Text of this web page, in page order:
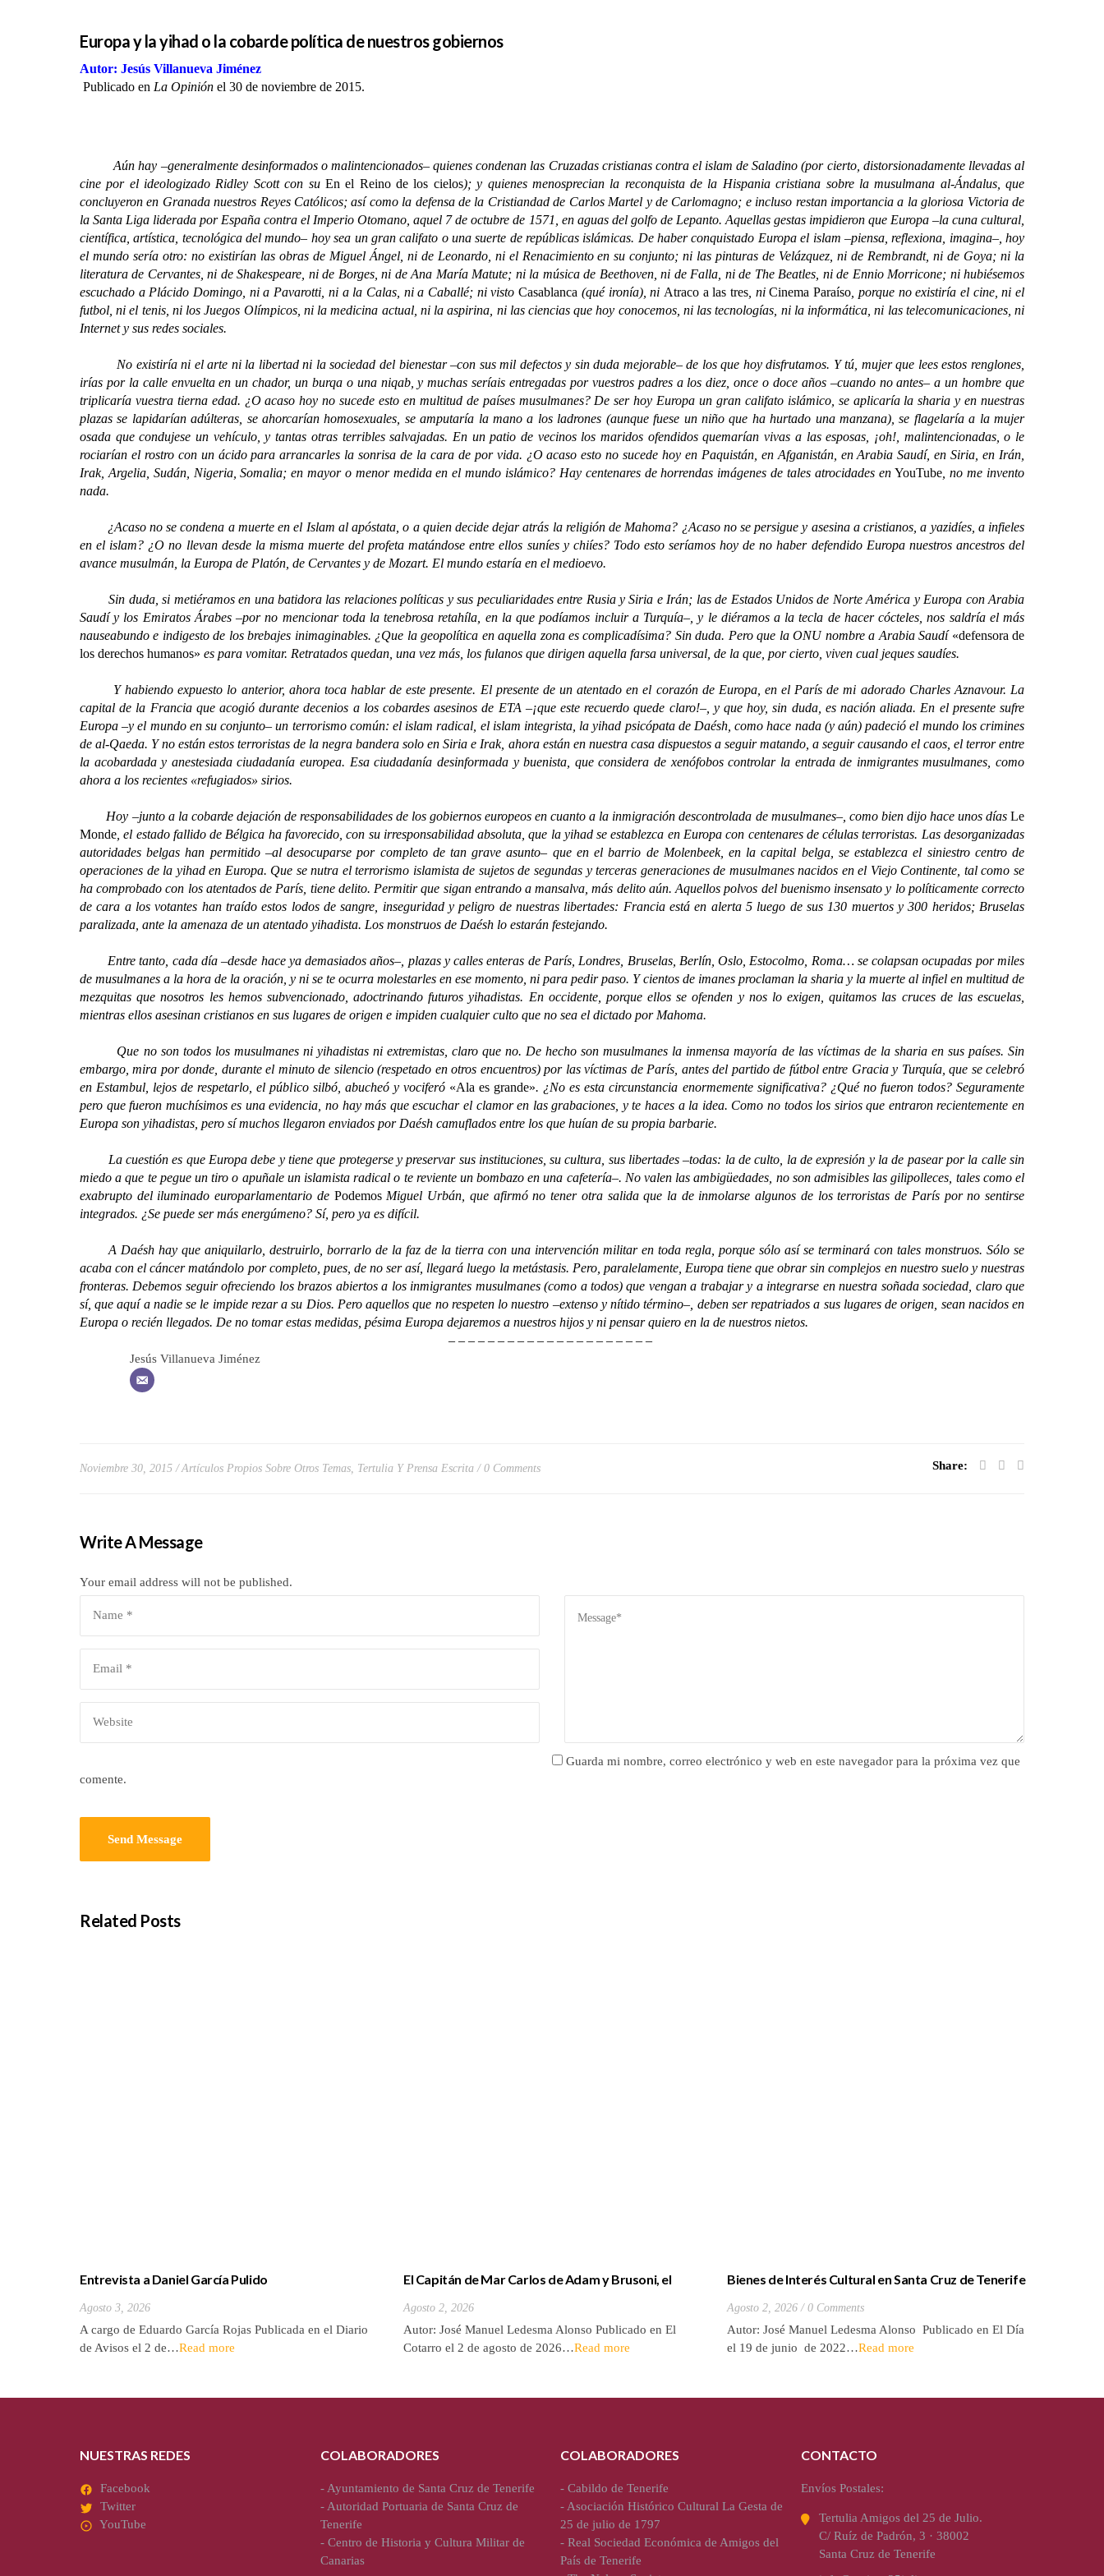
Europa y la yihad o la cobarde política de nuestros gobiernos
Autor: Jesús Villanueva Jiménez
Publicado en La Opinión el 30 de noviembre de 2015.
Aún hay –generalmente desinformados o malintencionados– quienes condenan las Cruzadas cristianas contra el islam de Saladino (por cierto, distorsionadamente llevadas al
cine por el ideologizado Ridley Scott con su En el Reino de los cielos); y quienes menosprecian la reconquista de la Hispania cristiana sobre la musulmana al-Ándalus, que
concluyeron en Granada nuestros Reyes Católicos; así como la defensa de la Cristiandad de Carlos Martel y de Carlomagno; e incluso restan importancia a la gloriosa Victoria de
la Santa Liga liderada por España contra el Imperio Otomano, aquel 7 de octubre de 1571, en aguas del golfo de Lepanto. Aquellas gestas impidieron que Europa –la cuna cultural,
científica, artística, tecnológica del mundo– hoy sea un gran califato o una suerte de repúblicas islámicas. De haber conquistado Europa el islam –piensa, reflexiona, imagina–, hoy
el mundo sería otro: no existirían las obras de Miguel Ángel, ni de Leonardo, ni el Renacimiento en su conjunto; ni las pinturas de Velázquez, ni de Rembrandt, ni de Goya; ni la
literatura de Cervantes, ni de Shakespeare, ni de Borges, ni de Ana María Matute; ni la música de Beethoven, ni de Falla, ni de The Beatles, ni de Ennio Morricone; ni hubiésemos
escuchado a Plácido Domingo, ni a Pavarotti, ni a la Calas, ni a Caballé; ni vistoCasablanca (qué ironía), ni Atraco a las tres , niCinema Paraíso , porque no existiría el cine, ni el
futbol, ni el tenis, ni los Juegos Olímpicos, ni la medicina actual, ni la aspirina, ni las ciencias que hoy conocemos, ni las tecnologías, ni la informática, ni las telecomunicaciones, ni
Internet y sus redes sociales.
No existiría ni el arte ni la libertad ni la sociedad del bienestar –con sus mil defectos y sin duda mejorable– de los que hoy disfrutamos. Y tú, mujer que lees estos renglones,
irías por la calle envuelta en un chador, un burqa o una niqab, y muchas seríais entregadas por vuestros padres a los diez, once o doce años –cuando no antes– a un hombre que
triplicaría vuestra tierna edad. ¿O acaso hoy no sucede esto en multitud de países musulmanes? De ser hoy Europa un gran califato islámico, se aplicaría la sharia y en nuestras
plazas se lapidarían adúlteras, se ahorcarían homosexuales, se amputaría la mano a los ladrones (aunque fuese un niño que ha hurtado una manzana), se flagelaría a la mujer
osada que condujese un vehículo, y tantas otras terribles salvajadas. En un patio de vecinos los maridos ofendidos quemarían vivas a las esposas, ¡oh!, malintencionadas, o le
rociarían el rostro con un ácido para arrancarles la sonrisa de la cara de por vida. ¿O acaso esto no sucede hoy en Paquistán, en Afganistán, en Arabia Saudí, en Siria, en Irán,
Irak, Argelia, Sudán, Nigeria, Somalia; en mayor o menor medida en el mundo islámico? Hay centenares de horrendas imágenes de tales atrocidades enYouTube , no me invento
nada.
¿Acaso no se condena a muerte en el Islam al apóstata, o a quien decide dejar atrás la religión de Mahoma? ¿Acaso no se persigue y asesina a cristianos, a yazidíes, a infieles
en el islam? ¿O no llevan desde la misma muerte del profeta matándose entre ellos suníes y chiíes? Todo esto seríamos hoy de no haber defendido Europa nuestros ancestros del
avance musulmán, la Europa de Platón, de Cervantes y de Mozart. El mundo estaría en el medioevo.
Sin duda, si metiéramos en una batidora las relaciones políticas y sus peculiaridades entre Rusia y Siria e Irán; las de Estados Unidos de Norte América y Europa con Arabia
Saudí y los Emiratos Árabes –por no mencionar toda la tenebrosa retahíla, en la que podíamos incluir a Turquía–, y le diéramos a la tecla de hacer cócteles, nos saldría el más
nauseabundo e indigesto de los brebajes inimaginables. ¿Que la geopolítica en aquella zona es complicadísima? Sin duda. Pero que la ONU nombre a Arabia Saudí «defensora de
los derechos humanos» es para vomitar. Retratados quedan, una vez más, los fulanos que dirigen aquella farsa universal, de la que, por cierto, viven cual jeques saudíes.
Y habiendo expuesto lo anterior, ahora toca hablar de este presente. El presente de un atentado en el corazón de Europa, en el París de mi adorado Charles Aznavour. La
capital de la Francia que acogió durante decenios a los cobardes asesinos de ETA –¡que este recuerdo quede claro!–, y que hoy, sin duda, es nación aliada. En el presente sufre
Europa –y el mundo en su conjunto– un terrorismo común: el islam radical, el islam integrista, la yihad psicópata de Daésh, como hace nada (y aún) padeció el mundo los crimines
de al-Qaeda. Y no están estos terroristas de la negra bandera solo en Siria e Irak, ahora están en nuestra casa dispuestos a seguir matando, a seguir causando el caos, el terror entre
la acobardada y anestesiada ciudadanía europea. Esa ciudadanía desinformada y buenista, que considera de xenófobos controlar la entrada de inmigrantes musulmanes, como
ahora a los recientes «refugiados» sirios.
Hoy –junto a la cobarde dejación de responsabilidades de los gobiernos europeos en cuanto a la inmigración descontrolada de musulmanes–, como bien dijo hace unos días Le
Monde , el estado fallido de Bélgica ha favorecido, con su irresponsabilidad absoluta, que la yihad se establezca en Europa con centenares de células terroristas. Las desorganizadas
autoridades belgas han permitido –al desocuparse por completo de tan grave asunto– que en el barrio de Molenbeek, en la capital belga, se establezca el siniestro centro de
operaciones de la yihad en Europa. Que se nutra el terrorismo islamista de sujetos de segundas y terceras generaciones de musulmanes nacidos en el Viejo Continente, tal como se
ha comprobado con los atentados de París, tiene delito. Permitir que sigan entrando a mansalva, más delito aún. Aquellos polvos del buenismo insensato y lo políticamente correcto
de cara a los votantes han traído estos lodos de sangre, inseguridad y peligro de nuestras libertades: Francia está en alerta 5 luego de sus 130 muertos y 300 heridos; Bruselas
paralizada, ante la amenaza de un atentado yihadista. Los monstruos de Daésh lo estarán festejando.
Entre tanto, cada día –desde hace ya demasiados años–, plazas y calles enteras de París, Londres, Bruselas, Berlín, Oslo, Estocolmo, Roma… se colapsan ocupadas por miles
de musulmanes a la hora de la oración, y ni se te ocurra molestarles en ese momento, ni para pedir paso. Y cientos de imanes proclaman la sharia y la muerte al infiel en multitud de
mezquitas que nosotros les hemos subvencionado, adoctrinando futuros yihadistas. En occidente, porque ellos se ofenden y nos lo exigen, quitamos las cruces de las escuelas,
mientras ellos asesinan cristianos en sus lugares de origen e impiden cualquier culto que no sea el dictado por Mahoma.
Que no son todos los musulmanes ni yihadistas ni extremistas, claro que no. De hecho son musulmanes la inmensa mayoría de las víctimas de la sharia en sus países. Sin
embargo, mira por donde, durante el minuto de silencio (respetado en otros encuentros) por las víctimas de París, antes del partido de fútbol entre Gracia y Turquía, que se celebró
en Estambul, lejos de respetarlo, el público silbó, abucheó y vociferó «Ala es grande». ¿No es esta circunstancia enormemente significativa? ¿Qué no fueron todos? Seguramente
pero que fueron muchísimos es una evidencia, no hay más que escuchar el clamor en las grabaciones, y te haces a la idea. Como no todos los sirios que entraron recientemente en
Europa son yihadistas, pero sí muchos llegaron enviados por Daésh camuflados entre los que huían de su propia barbarie.
La cuestión es que Europa debe y tiene que protegerse y preservar sus instituciones, su cultura, sus libertades –todas: la de culto, la de expresión y la de pasear por la calle sin
miedo a que te pegue un tiro o apuñale un islamista radical o te reviente un bombazo en una cafetería–. No valen las ambigüedades, no son admisibles las gilipolleces, tales como el
exabrupto del iluminado europarlamentario de PodemosMiguel Urbán, que afirmó no tener otra salida que la de inmolarse algunos de los terroristas de París por no sentirse
integrados. ¿Se puede ser más energúmeno? Sí, pero ya es difícil.
A Daésh hay que aniquilarlo, destruirlo, borrarlo de la faz de la tierra con una intervención militar en toda regla, porque sólo así se terminará con tales monstruos. Sólo se
acaba con el cáncer matándolo por completo, pues, de no ser así, llegará luego la metástasis. Pero, paralelamente, Europa tiene que obrar sin complejos en nuestro suelo y nuestras
fronteras. Debemos seguir ofreciendo los brazos abiertos a los inmigrantes musulmanes (como a todos) que vengan a trabajar y a integrarse en nuestra soñada sociedad, claro que
sí, que aquí a nadie se le impide rezar a su Dios. Pero aquellos que no respeten lo nuestro –extenso y nítido término–, deben ser repatriados a sus lugares de origen, sean nacidos en
Europa o recién llegados. De no tomar estas medidas, pésima Europa dejaremos a nuestros hijos y ni pensar quiero en la de nuestros nietos.
– – – – – – – – – – – – – – – – – – – – –
Jesús Villanueva Jiménez
Noviembre 30, 2015 Artículos Propios Sobre Otros Temas Tertulia Y Prensa Escrita 0 Comments Share:
Write A Message
Your email address will not be published.
Guarda mi nombre, correo electrónico y web en este navegador para la próxima vez que
comente.
Related Posts
Entrevista a Daniel García Pulido
Agosto 3, 2026
A cargo de Eduardo García Rojas Publicada en el Diario
de Avisos el 2 de…Read more
El Capitán de Mar Carlos de Adam y Brusoni, el
Agosto 2, 2026
Autor: José Manuel Ledesma Alonso Publicado en El
Cotarro el 2 de agosto de 2026…Read more
Bienes de Interés Cultural en Santa Cruz de Tenerife
Agosto 2, 2026 0 Comments
Autor: José Manuel Ledesma Alonso Publicado en El Día
el 19 de junio de 2022…Read more
NUESTRAS REDES
Facebook
Twitter
YouTube
COLABORADORES
-Ayuntamiento de Santa Cruz de Tenerife
-Autoridad Portuaria de Santa Cruz de
Tenerife
- Centro de Historia y Cultura Militar de
Canarias
COLABORADORES
- Cabildo de Tenerife
-Asociación Histórico Cultural La Gesta de
25 de julio de 1797
- Real Sociedad Económica de Amigos del
País de Tenerife
CONTACTO
Envíos Postales:
Tertulia Amigos del 25 de Julio.
C/ Ruíz de Padrón, 3 · 38002
Santa Cruz de Tenerife